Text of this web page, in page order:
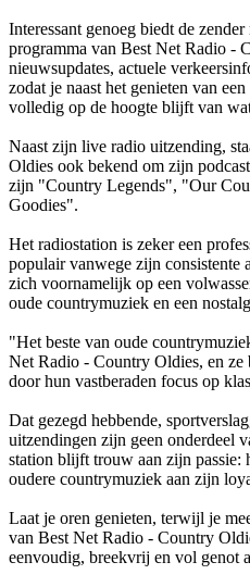
Interessant genoeg biedt de
programma van Best Net Radio -
nieuwsupdates, actuele
zodat je naast het genieten van
volledig op de hoogte blijft van
Naast zijn live radio uitzending,
Oldies ook bekend om zijn
zijn "Country Legends", "Our
Goodies".
Het radiostation is zeker een
populair vanwege zijn
zich voornamelijk op een
oude countrymuziek en een
"Het beste van oude
Net Radio - Country Oldies, en
door hun vastberaden focus op
Dat gezegd hebbende,
uitzendingen zijn geen onderdeel
station blijft trouw aan zijn passie:
oudere countrymuziek aan zijn
Laat je oren genieten, terwijl je
van Best Net Radio - Country
eenvoudig, breekvrij en vol genot